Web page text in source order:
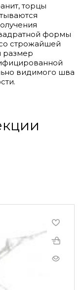
торцы
формы
строжайшей
размер
видимого шва